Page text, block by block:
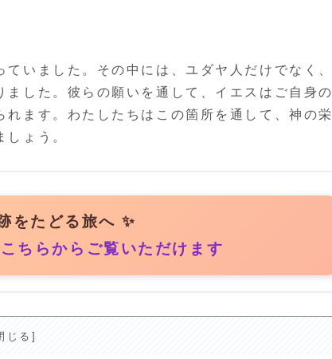
いました。その中には、ユダヤ人だけでなく、
した。彼らの願いを通して、イエスはご自身の
ます。わたしたちはこの箇所を通して、神の栄
ょう。
をたどる旅へ ✨
ちらからご覧いただけます